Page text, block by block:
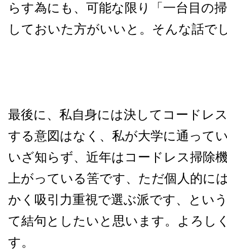
らす為にも、可能な限り「一台目の
しておいた方がいいと。そんな話で
最後に、私自身には決してコードレ
する意図はなく、私が大学に通って
いざ知らず、近年はコードレス掃除
上がっている筈です、ただ個人的に
かく吸引力重視で選ぶ派です、とい
て結句としたいと思います。よろし
す。